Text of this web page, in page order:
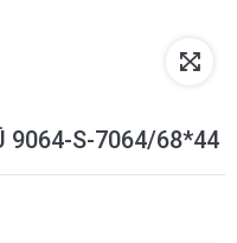
9064-S-7064/68*44